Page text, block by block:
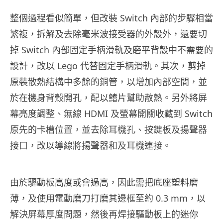
整個過程看似簡單，但改裝 Switch 內部的步驟相當
繁複，拆解及去除毫米波接受器的外殼外，還要切
掉 Switch 內部固定手柄滑軌及磨平背殼中不需要的
設計，改以 Lego 代替固定手柄滑軌。其次，剪掉
原裝散熱結構中多餘的銅管，以增加內部空間，並
於在機身背殼開孔，配以鰭片幫助散熱。另外將屏
幕亮度調整、無線 HDMI 及螢幕開關收藏到 Switch
原先的卡槽位置，並去除耳機孔、按鍵板及揚聲器
接口，改以導線將揚聲器和及耳機連接。
由於驅動板高度或會過高，因此需把底座塑料磨
薄，及使用電動磨刀打磨其邊框至約 0.3 mm，以
解決屏幕厚度問題，然後再焊接驅動板上的迷你